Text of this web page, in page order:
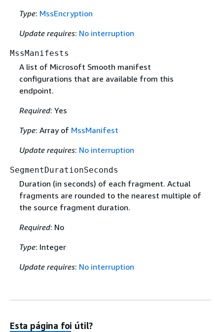
Type: MssEncryption
Update requires: No interruption
MssManifests
A list of Microsoft Smooth manifest
configurations that are available from this
endpoint.
Required: Yes
Type: Array of MssManifest
Update requires: No interruption
SegmentDurationSeconds
Duration (in seconds) of each fragment. Actual
fragments are rounded to the nearest multiple of
the source fragment duration.
Required: No
Type: Integer
Update requires: No interruption
Esta página foi útil?